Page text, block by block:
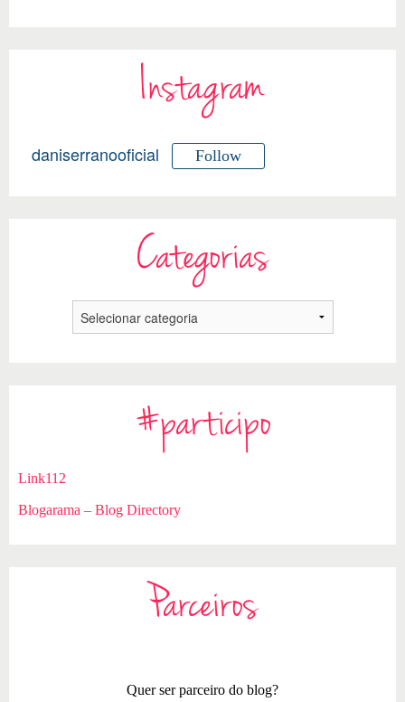
Instagram
daniserranooficial Follow
Categorias
#participo
Link112
Blogarama – Blog Directory
Parceiros
Quer ser parceiro do blog?